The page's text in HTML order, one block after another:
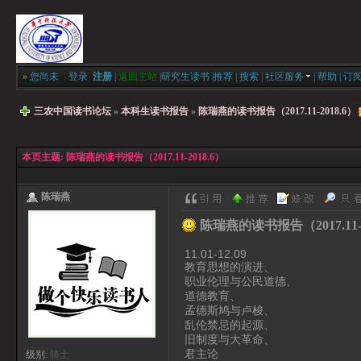
» 您尚未 登录 注册 返回主站 研究生读书 推荐 搜索 社区服务 帮助 订
三农中国读书论坛 » 本科生读书报告 » 陈瑞燕的读书报告（2017.11-2018.6）
本页主题: 陈瑞燕的读书报告（2017.11-2018.6）
陈瑞燕
级别: 骑士
陈瑞燕的读书报告（
11.01-12.09
教育思想的演进、
职业伦理与公民道德、
道德教育、
孟德斯鸠与卢梭、
乱伦禁忌的起源、
旧制度与大革命、
君主论